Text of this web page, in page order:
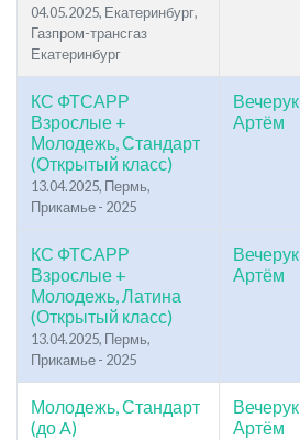
04.05.2025, Екатеринбург,
Газпром-трансгаз
Екатеринбург
КС ФТСАРР
Взрослые +
Молодежь, Стандарт
(Открытый класс)
13.04.2025, Пермь,
Прикамье - 2025
Вечерук
Артём
КС ФТСАРР
Взрослые +
Молодежь, Латина
(Открытый класс)
13.04.2025, Пермь,
Прикамье - 2025
Вечерук
Артём
Молодежь, Стандарт
(до A)
Вечерук
Артём